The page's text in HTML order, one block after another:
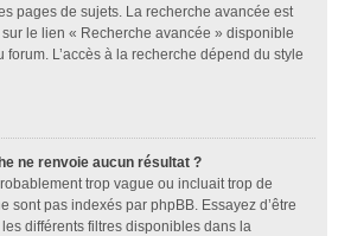
pages de sujets. La recherche avancée est
le lien « Recherche avancée » disponible
forum. L’accès à la recherche dépend du style
ne renvoie aucun résultat ?
trop vague ou incluait trop de
sont pas indexés par phpBB. Essayez d’être
différents filtres disponibles dans la